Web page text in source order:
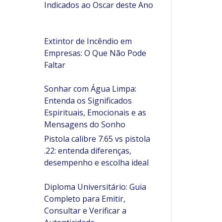
Indicados ao Oscar deste Ano
Extintor de Incêndio em
Empresas: O Que Não Pode
Faltar
Sonhar com Água Limpa:
Entenda os Significados
Espirituais, Emocionais e as
Mensagens do Sonho
Pistola calibre 7.65 vs pistola
.22: entenda diferenças,
desempenho e escolha ideal
Diploma Universitário: Guia
Completo para Emitir,
Consultar e Verificar a